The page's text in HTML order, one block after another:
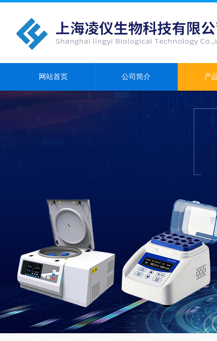
网站首页 公司简介 产